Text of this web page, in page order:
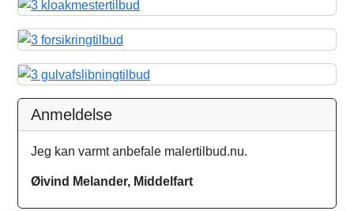
Anmeldelse
Jeg kan varmt anbefale malertilbud.nu.
Øivind Melander, Middelfart